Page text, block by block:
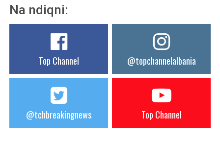
Na ndiqni:
Top Channel @topchannelalbania
@tchbreakingnews Top Channel